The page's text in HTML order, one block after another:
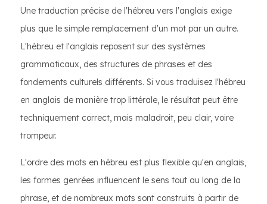
Une traduction précise de l'hébreu vers l'anglais exige
plus que le simple remplacement d'un mot par un autre.
L'hébreu et l'anglais reposent sur des systèmes
grammaticaux, des structures de phrases et des
fondements culturels différents. Si vous traduisez l'hébreu
en anglais de manière trop littérale, le résultat peut être
techniquement correct, mais maladroit, peu clair, voire
trompeur.
L'ordre des mots en hébreu est plus flexible qu'en anglais,
les formes genrées influencent le sens tout au long de la
phrase, et de nombreux mots sont construits à partir de